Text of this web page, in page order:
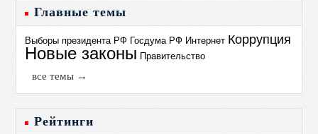
Главные темы
Выборы президента РФ Госдума РФ Интернет Коррупция
Новые законы Правительство
все темы →
Рейтинги